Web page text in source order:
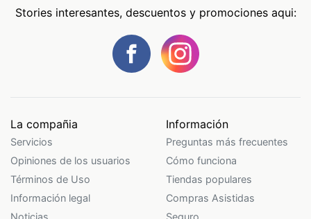
Stories interesantes, descuentos y promociones aqui:
La compañia
Servicios
Opiniones de los usuarios
Términos de Uso
Información legal
Información
Preguntas más frecuentes
Cómo funciona
Tiendas populares
Compras Asistidas